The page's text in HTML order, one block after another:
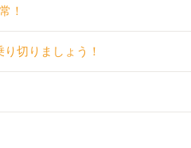
！
切りましょう！